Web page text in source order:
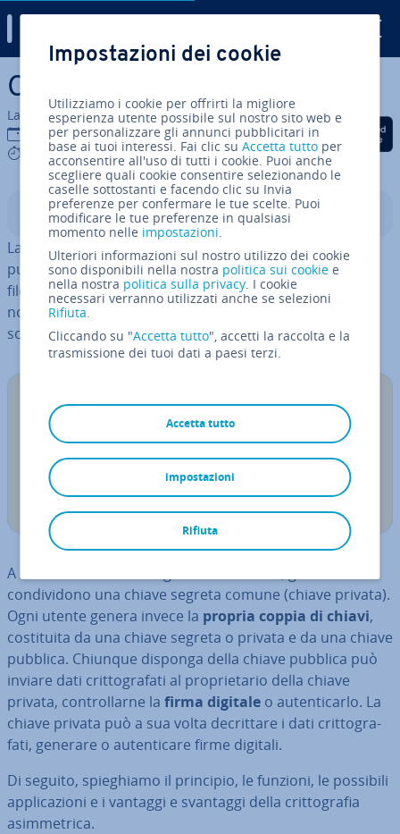
Vai al contenuto prin­ci­pa­le
Crit­to­gra­fia asim­me­tri­ca
La redazione di IONOS
31 mag 2022
7 mins
Condividi via Facebook
Condividi via Twitter
Condividi via
Indice
La crit­to­gra­fia asim­me­tri­ca (crit­to­gra­fia a chiave
pubblica) o a coppia di chiavi si utilizza per pro­teg­ge­re
file, directory e intere unità da accessi non au­to­riz­za­ti,
nonché perscambiare messaggi segreti
scopo si uti­liz­za­no delle chiavi.
Consiglio
In­for­ma­zio­ni det­ta­glia­te sullo scambio sicuro di
dati sono di­spo­ni­bi­li nella nostrapa­no­ra­mi­ca sui
processi crit­to­gra­fi­ci.
A dif­fe­ren­za della crit­to­gra­fia sim­me­tri­ca, gli utenti non
con­di­vi­do­no una chiave segreta comune (chiave privata).
Ogni utente genera invece la propria coppia di chiavi,
co­sti­tui­ta da una chiave segreta o privata e da una chiave
pubblica. Chiunque disponga della chiave pubblica può
inviare dati crit­to­gra­fa­ti al pro­prie­ta­rio della chiave
privata, con­trol­lar­ne la firma digitale o au­ten­ti­car­lo. La
chiave privata può a sua volta de­crit­ta­re i dati crit­to­gra­
fa­ti, generare o au­ten­ti­ca­re firme digitali.
Di seguito, spie­ghia­mo il principio, le funzioni, le possibili
ap­pli­ca­zio­ni e i vantaggi e svantaggi della crit­to­gra­fia
asim­me­tri­ca.
Impostazioni dei cookie
Utilizziamo i cookie per offrirti la migliore
esperienza utente possibile sul nostro sito web e
per personalizzare gli annunci pubblicitari in
base ai tuoi interessi. Fai clic suAccetta tutto per
acconsentire all'uso di tutti i cookie. Puoi anche
scegliere quali cookie consentire selezionando le
caselle sottostanti e facendo clic su Invia
preferenze per confermare le tue scelte. Puoi
modificare le tue preferenze in qualsiasi
momento nelle impostazioni.
Ulteriori informazioni sul nostro utilizzo dei cookie
sono disponibili nella nostra politica sui cookie e
nella nostra politica sulla privacy. I cookie
necessari verranno utilizzati anche se selezioni
Rifiuta.
Cliccando su "Accetta tutto", accetti la raccolta e la
trasmissione dei tuoi dati a paesi terzi.
Accetta tutto
Rifiuta
impostazioni